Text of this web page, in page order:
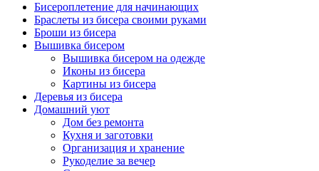
Бисероплетение для начинающих
Браслеты из бисера своими руками
Броши из бисера
Вышивка бисером
Вышивка бисером на одежде
Иконы из бисера
Картины из бисера
Деревья из бисера
Домашний уют
Дом без ремонта
Кухня и заготовки
Организация и хранение
Рукоделие за вечер